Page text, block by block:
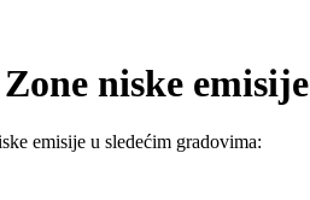
niske emisije
emisije u sledećim gradovima: